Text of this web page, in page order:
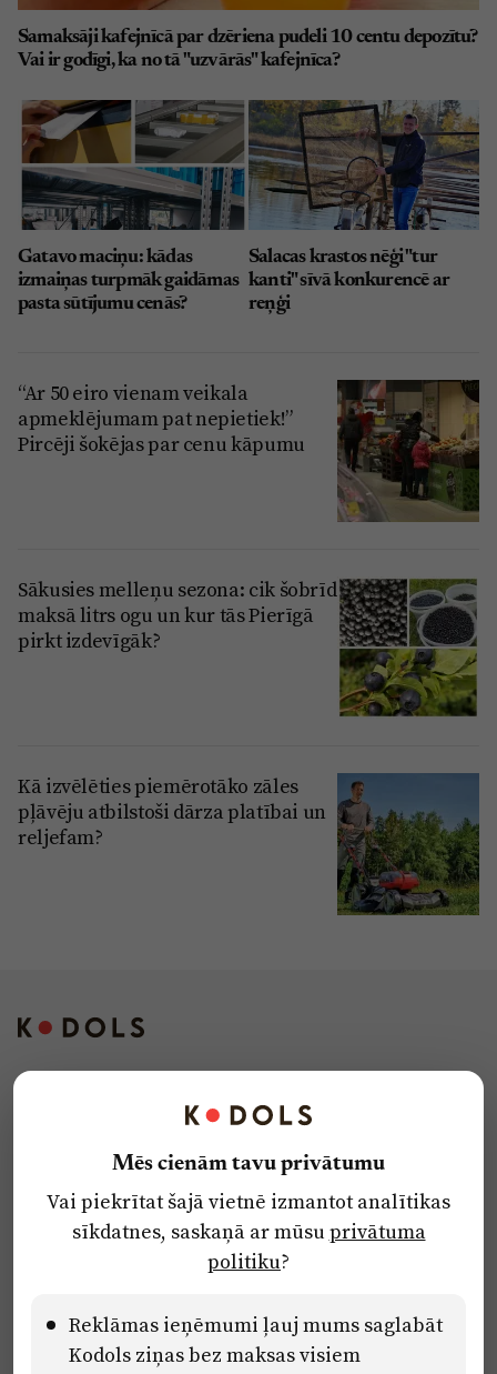
Samaksāji kafejnīcā par dzēriena pudeli 10 centu depozītu?
Vai ir godīgi, ka no tā "uzvārās" kafejnīca?
Gatavo maciņu: kādas
izmaiņas turpmāk gaidāmas
pasta sūtījumu cenās?
Salacas krastos nēģi "tur
kanti" sīvā konkurencē ar
reņģi
“Ar 50 eiro vienam veikala
apmeklējumam pat nepietiek!”
Pircēji šokējas par cenu kāpumu
Sākusies melleņu sezona: cik šobrīd
maksā litrs ogu un kur tās Pierīgā
pirkt izdevīgāk?
Kā izvēlēties piemērotāko zāles
pļāvēju atbilstoši dārza platībai un
reljefam?
Privātuma politika
Ētikas kodekss
Pārredzamības paziņojumi
Mēs cienām tavu privātumu
Vai piekrītat šajā vietnē izmantot analītikas
sīkdatnes, saskaņā ar mūsuprivātuma
politiku?
Reklāmas ieņēmumi ļauj mums saglabāt
Kodols ziņas bez maksas visiem